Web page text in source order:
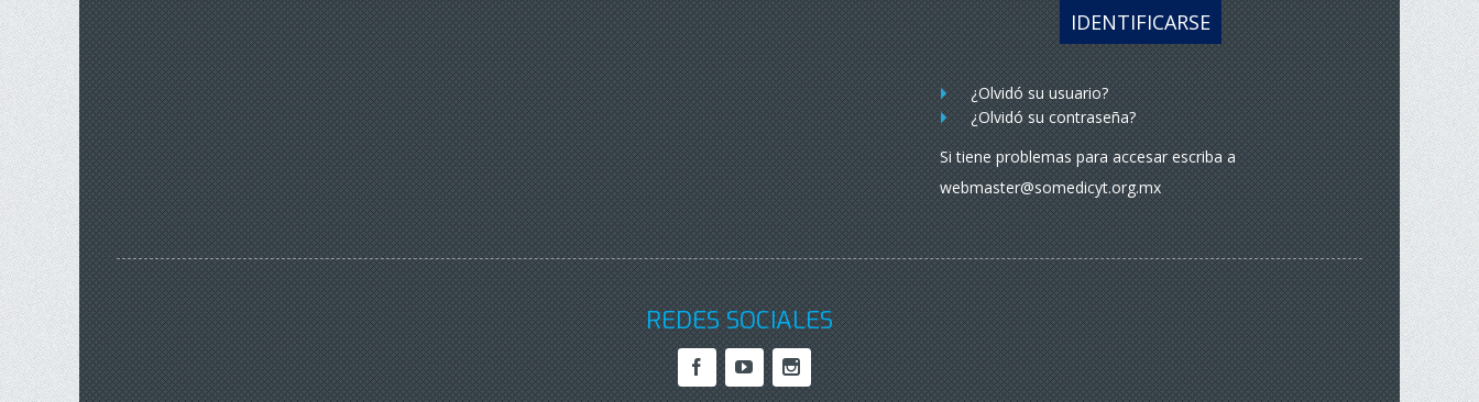
IDENTIFICARSE
¿Olvidó su usuario?
¿Olvidó su contraseña?
Si tiene problemas para accesar escriba a
webmaster@somedicyt.org.mx
REDES SOCIALES